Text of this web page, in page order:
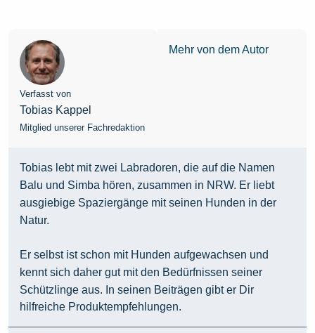
Verfasst von
Tobias Kappel
Mitglied unserer Fachredaktion
Mehr von dem Autor
Tobias lebt mit zwei Labradoren, die auf die Namen
Balu und Simba hören, zusammen in NRW. Er liebt
ausgiebige Spaziergänge mit seinen Hunden in der
Natur.
Er selbst ist schon mit Hunden aufgewachsen und
kennt sich daher gut mit den Bedürfnissen seiner
Schützlinge aus. In seinen Beiträgen gibt er Dir
hilfreiche Produktempfehlungen.